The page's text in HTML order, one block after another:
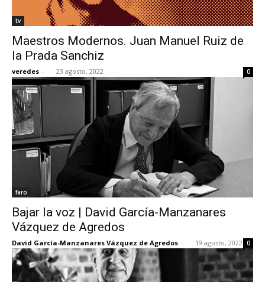
tv
Maestros Modernos. Juan Manuel Ruiz de
la Prada Sanchiz
veredes - 23 agosto, 2022 0
faro
Bajar la voz | David García-Manzanares
Vázquez de Agredos
David García-Manzanares Vázquez de Agredos - 19 agosto, 2022 0